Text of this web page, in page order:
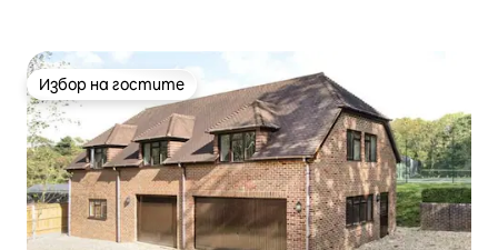
Избор на гостите
Избор на гостите